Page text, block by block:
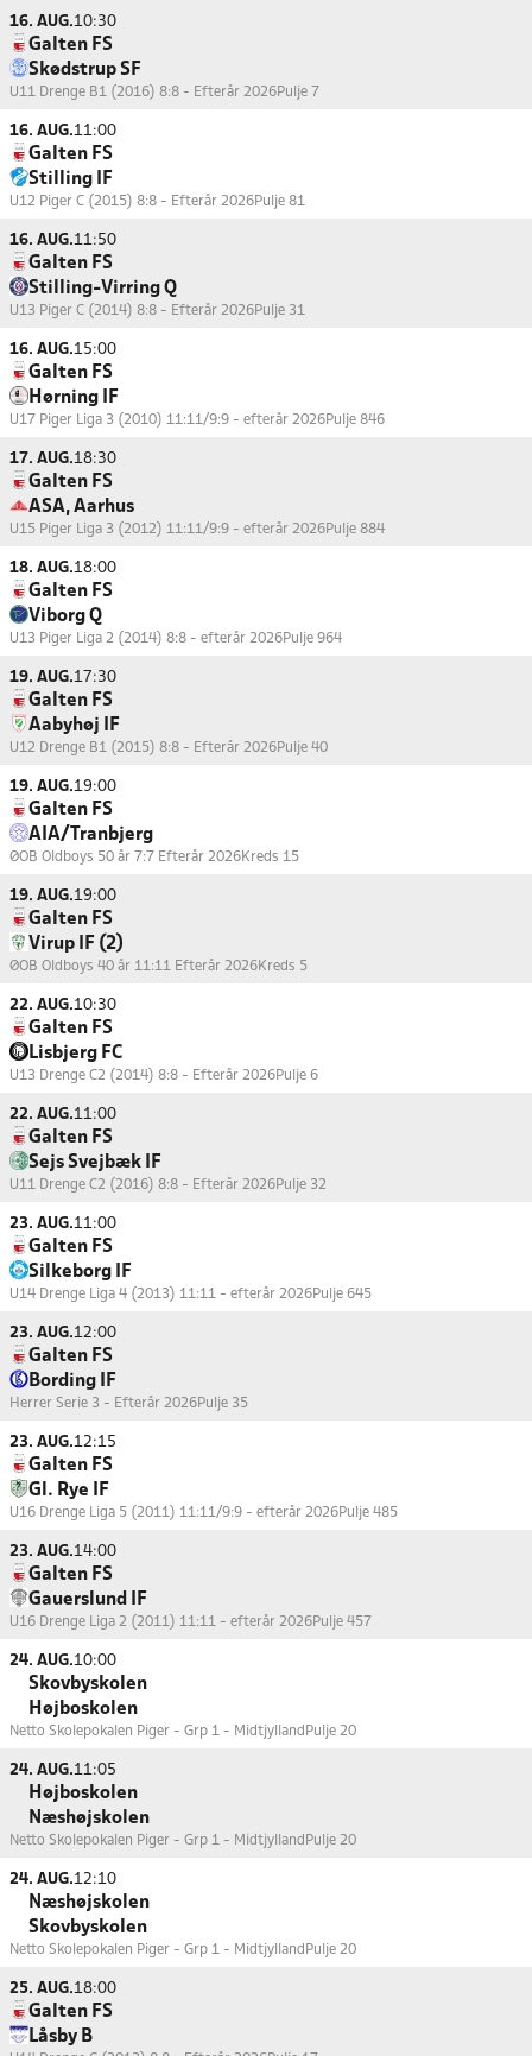
16. AUG.10:30
Galten FS
Skødstrup SF
U11 Drenge B1 (2016) 8:8 - Efterår 2026Pulje 7
16. AUG.11:00
Galten FS
Stilling IF
U12 Piger C (2015) 8:8 - Efterår 2026Pulje 81
16. AUG.11:50
Galten FS
Stilling-Virring Q
U13 Piger C (2014) 8:8 - Efterår 2026Pulje 31
16. AUG.15:00
Galten FS
Hørning IF
U17 Piger Liga 3 (2010) 11:11/9:9 - efterår 2026Pulje 846
17. AUG.18:30
Galten FS
ASA, Aarhus
U15 Piger Liga 3 (2012) 11:11/9:9 - efterår 2026Pulje 884
18. AUG.18:00
Galten FS
Viborg Q
U13 Piger Liga 2 (2014) 8:8 - efterår 2026Pulje 964
19. AUG.17:30
Galten FS
Aabyhøj IF
U12 Drenge B1 (2015) 8:8 - Efterår 2026Pulje 40
19. AUG.19:00
Galten FS
AIA/Tranbjerg
ØOB Oldboys 50 år 7:7 Efterår 2026Kreds 15
19. AUG.19:00
Galten FS
Virup IF (2)
ØOB Oldboys 40 år 11:11 Efterår 2026Kreds 5
22. AUG.10:30
Galten FS
Lisbjerg FC
U13 Drenge C2 (2014) 8:8 - Efterår 2026Pulje 6
22. AUG.11:00
Galten FS
Sejs Svejbæk IF
U11 Drenge C2 (2016) 8:8 - Efterår 2026Pulje 32
23. AUG.11:00
Galten FS
Silkeborg IF
U14 Drenge Liga 4 (2013) 11:11 - efterår 2026Pulje 645
23. AUG.12:00
Galten FS
Bording IF
Herrer Serie 3 - Efterår 2026Pulje 35
23. AUG.12:15
Galten FS
Gl. Rye IF
U16 Drenge Liga 5 (2011) 11:11/9:9 - efterår 2026Pulje 485
23. AUG.14:00
Galten FS
Gauerslund IF
U16 Drenge Liga 2 (2011) 11:11 - efterår 2026Pulje 457
24. AUG.10:00
Skovbyskolen
Højboskolen
Netto Skolepokalen Piger - Grp 1 - Midtjylland Pulje 20
24. AUG.11:05
Højboskolen
Næshøjskolen
Netto Skolepokalen Piger - Grp 1 - Midtjylland Pulje 20
24. AUG.12:10
Næshøjskolen
Skovbyskolen
Netto Skolepokalen Piger - Grp 1 - Midtjylland Pulje 20
25. AUG.18:00
Galten FS
Låsby B